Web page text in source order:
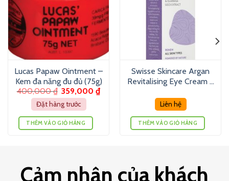
Lucas Papaw Ointment –
Kem đa năng đu đủ (75g)
400,000₫ 359,000₫
Đặt hàng trước
THÊM VÀO GIỎ HÀNG
Swisse Skincare Argan
Revitalising Eye Cream –
Liên hệ
THÊM VÀO GIỎ HÀNG
Cảm nhận của khách